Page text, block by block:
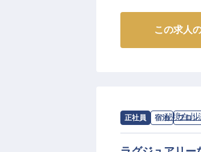
■□あなたの人生
禅スパ・宿泊社員
＜手当充実＞
この求人
正社員 宿泊 フロン
求人情報：秘境白川